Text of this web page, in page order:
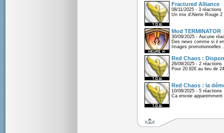
Fractured Alliance
08/11/2025 - 3 réactions
Un mix d'Alerte Rouge
Mod TERMINATOR
30/09/2025 - Aucune
Des news comme si il
Images promotionnelles .
Red Chaos :
26/09/2025 - 2 réactions
Pour 20.82€ au lieu de
Red Chaos : la
10/08/2025 - 5 réactions
Ca envoie apparemment